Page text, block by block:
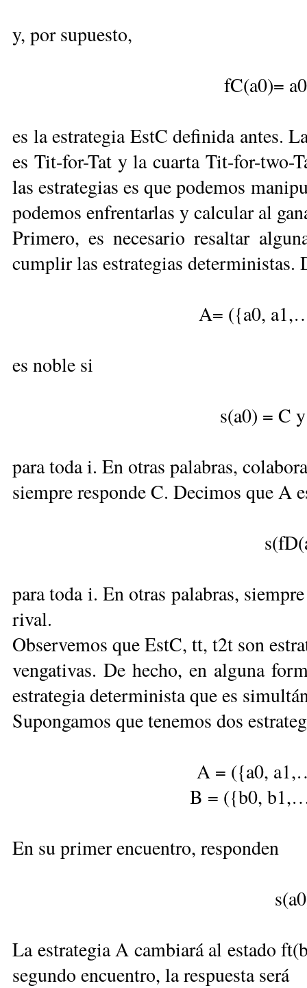
y, por supuesto,
fC(a0)=
es la estrategia EstC definida antes.
es Tit-for-Tat y la cuarta Tit-for-two-
las estrategias es que podemos
podemos enfrentarlas y calcular al
Primero, es necesario resaltar
cumplir las estrategias deterministas.
A= ({a0,
es noble si
s(a0) = C
para toda i. En otras palabras,
siempre responde C. Decimos que A
para toda i. En otras palabras,
rival.
Observemos que EstC, tt, t2t son
vengativas. De hecho, en alguna
estrategia determinista que es
Supongamos que tenemos dos
A = ({a0,
B = ({b0,
En su primer encuentro, responden
La estrategia A cambiará al estado
segundo encuentro, la respuesta será